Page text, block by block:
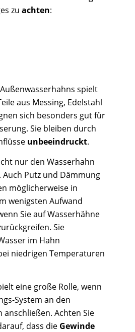
zu achten:
spielt
aus Messing, Edelstahl
sich besonders gut für
Sie bleiben durch
unbeeindruckt.
nur den Wasserhahn
Auch Putz und Dämmung
möglicherweise in
wenigsten Aufwand
Sie auf Wasserhähne
Sie
im Hahn
niedrigen Temperaturen
eine große Rolle, wenn
System an den
anschließen. Achten Sie
dass die Gewinde